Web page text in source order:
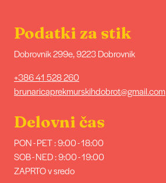
Podatki za stik
Dobrovnik 299e, 9223 Dobrovnik
+386 41 528 260
brunaricaprekmurskihdobrot@gmail.com
Delovni čas
PON - PET : 9:00 - 18:00
SOB - NED : 9:00 - 19:00
ZAPRTO v sredo